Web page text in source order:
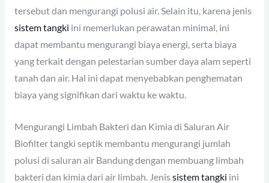
tersebut dan mengurangi polusi air. Selain itu, karena jenis
sistem tangki ini memerlukan perawatan minimal, ini
dapat membantu mengurangi biaya energi, serta biaya
yang terkait dengan pelestarian sumber daya alam seperti
tanah dan air. Hal ini dapat menyebabkan penghematan
biaya yang signifikan dari waktu ke waktu.
Mengurangi Limbah Bakteri dan Kimia di Saluran Air
Biofilter tangki septik membantu mengurangi jumlah
polusi di saluran air Bandung dengan membuang limbah
bakteri dan kimia dari air limbah. Jenissistem tangki ini